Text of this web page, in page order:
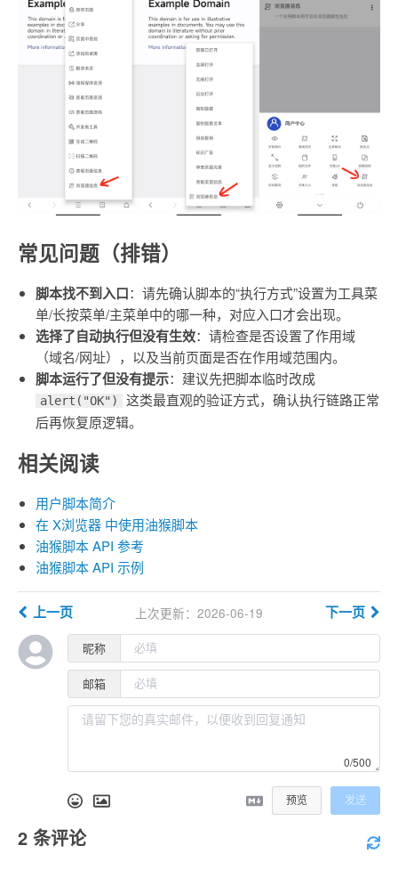
常见问题（排错）
脚本找不到入口：请先确认脚本的“执行方式”设置为工具菜
单/长按菜单/主菜单中的哪一种，对应入口才会出现。
选择了自动执行但没有生效：请检查是否设置了作用域
（域名/网址），以及当前页面是否在作用域范围内。
脚本运行了但没有提示：建议先把脚本临时改成
alert("OK")
这类最直观的验证方式，确认执行链路正常
后再恢复原逻辑。
相关阅读
用户脚本简介
在 X浏览器 中使用油猴脚本
油猴脚本 API 参考
油猴脚本 API 示例
上次更新：2026-06-19
上一页 下一页
昵称
邮箱
0/500
预览 发送
2 条评论